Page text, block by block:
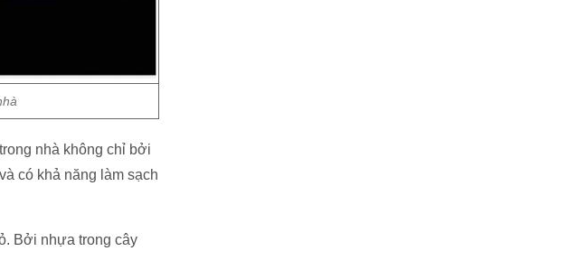
nhà không chỉ bởi
có khả năng làm sạch
Bởi nhựa trong cây